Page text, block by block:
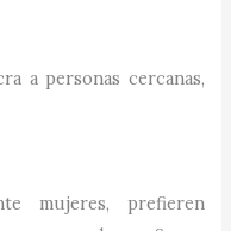
a personas cercanas,
mujeres, prefieren